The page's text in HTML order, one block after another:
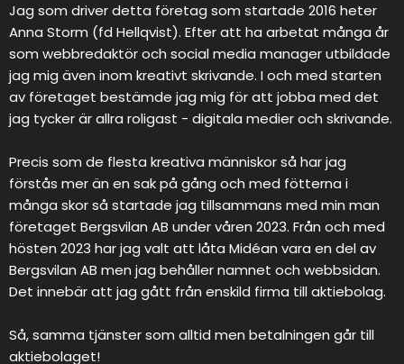
Jag som driver detta företag som startade 2016 heter
Anna Storm (fd Hellqvist). Efter att ha arbetat många år
som webbredaktör och social media manager utbildade
jag mig även inom kreativt skrivande. I och med starten
av företaget bestämde jag mig för att jobba med det
jag tycker är allra roligast - digitala medier och skrivande.
Precis som de flesta kreativa människor så har jag
förstås mer än en sak på gång och med fötterna i
många skor så startade jag tillsammans med min man
företaget Bergsvilan AB under våren 2023. Från och med
hösten 2023 har jag valt att låta Midéan vara en del av
Bergsvilan AB men jag behåller namnet och webbsidan.
Det innebär att jag gått från enskild firma till aktiebolag.
Så, samma tjänster som alltid men betalningen går till
aktiebolaget!